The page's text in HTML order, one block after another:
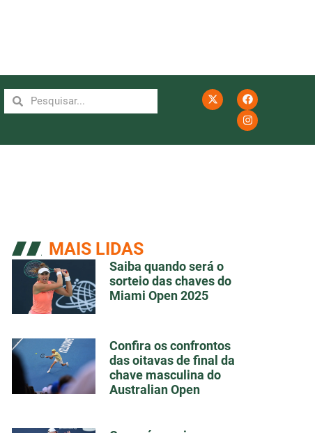
MAIS LIDAS
Saiba quando será o
sorteio das chaves do
Miami Open 2025
Confira os confrontos
das oitavas de final da
chave masculina do
Australian Open